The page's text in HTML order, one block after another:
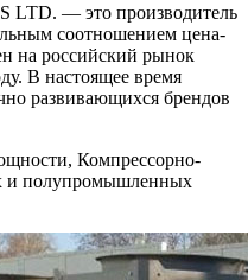
LTD. — это производитель
соотношением цена-
на российский рынок
В настоящее время
развивающихся брендов
Компрессорно-
и полупромышленных